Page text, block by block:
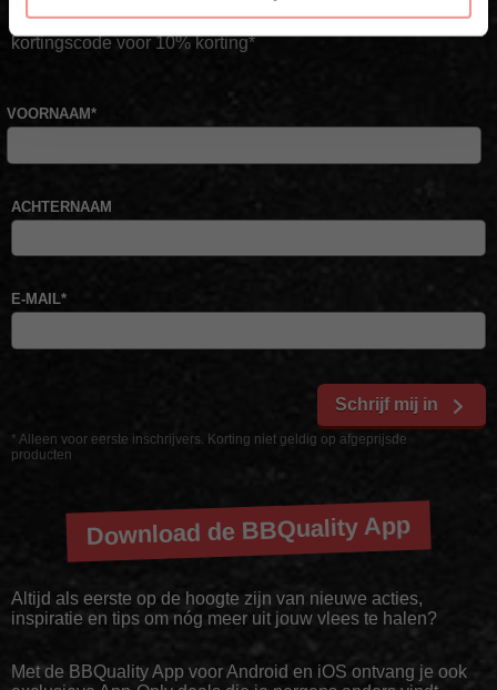
Schrijf je in voor onze nieuwsbrief en ontvang direct jouw
kortingscode voor 10% korting*
* Alleen voor eerste inschrijvers. Korting niet geldig op afgeprijsde
producten
VOORNAAM*
ACHTERNAAM
E-MAIL*
Schrijf mij in
Download de BBQuality App
Altijd als eerste op de hoogte zijn van nieuwe acties,
inspiratie en tips om nóg meer uit jouw vlees te halen?
Met de BBQuality App voor Android en iOS ontvang je ook